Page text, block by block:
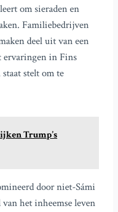
om sieraden en
Familiebedrijven
deel uit van een
ervaringen in Fins
stelt om te
Trump’s
door niet-Sámi
het inheemse leven